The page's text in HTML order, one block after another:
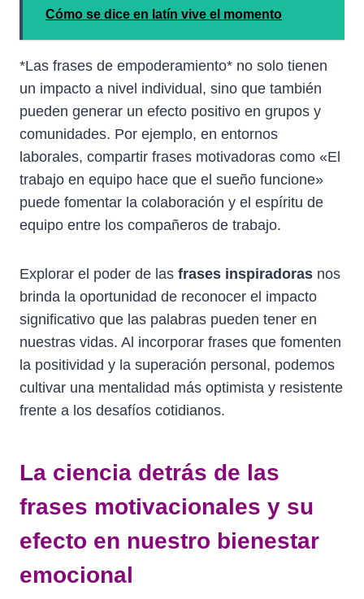
Cómo se dice en latín vive el momento
*Las frases de empoderamiento* no solo tienen
un impacto a nivel individual, sino que también
pueden generar un efecto positivo en grupos y
comunidades. Por ejemplo, en entornos
laborales, compartir frases motivadoras como «El
trabajo en equipo hace que el sueño funcione»
puede fomentar la colaboración y el espíritu de
equipo entre los compañeros de trabajo.
Explorar el poder de las frases inspiradoras nos
brinda la oportunidad de reconocer el impacto
significativo que las palabras pueden tener en
nuestras vidas. Al incorporar frases que fomenten
la positividad y la superación personal, podemos
cultivar una mentalidad más optimista y resistente
frente a los desafíos cotidianos.
La ciencia detrás de las
frases motivacionales y su
efecto en nuestro bienestar
emocional